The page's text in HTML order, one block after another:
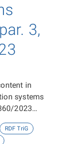
3,
in
systems
2023
RDF TriG